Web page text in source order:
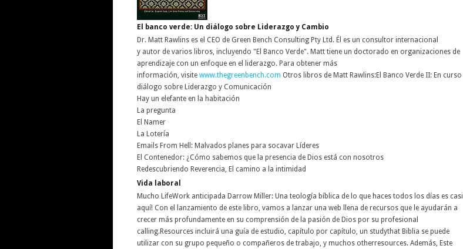
El banco verde: Un diálogo sobre Liderazgo y Cambio
Dr. Matt Rawlins es el CEO de Green Bench Consulting Pty Ltd. Él es un consultor internacional
y autor de varios libros, incluyendo "El Banco Verde". Matt tiene un doctorado en organizaciones de
aprendizaje con un enfoque en el liderazgo. Para obtener más
información, visite www.thegreenbench.com Otros libros de Matt Rawlins:El Banco Verde II: En curso
diálogo sobre Liderazgo y Comunicación
Hay un elefante en la habitación
La pregunta
El Namer
La Lotería
Emails From Hell: Malvados planes para socavar Líderes
El Contenedor: ¿Cómo sabemos que la presencia de Dios está con nosotros
Redescubriendo Reverencia, El camino a la intimidad
Vida laboral
Mucho LifeWork anticipada Darrow Miller: Una teología bíblica de lo que haces todos los días es casi
aquí! Con el lanzamiento de este libro, vamos a lanzar una web llena de recursos que le ayudarán a
crecer más profundamente en su comprensión de la pasión de Dios por su profesional
calling.Resources incluirá una guía de estudio, capítulo por capítulo, un studythat Biblia se puede
utilizar con su grupo pequeño o compañeros de trabajo, y muchos otherresources. Además, Este